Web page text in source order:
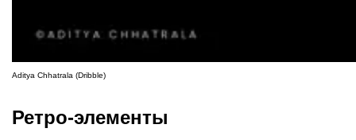
Aditya Chhatrala (Dribble)
Ретро-элементы